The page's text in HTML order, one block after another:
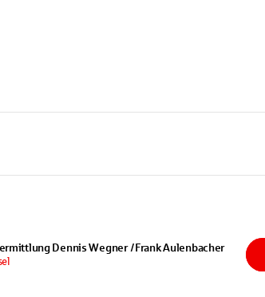
Dennis Wegner / Frank Aulenbacher